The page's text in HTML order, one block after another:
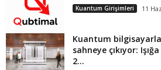
Kuantum Girişimleri 11
Kuantum
sahneye çıkıyor:
2...